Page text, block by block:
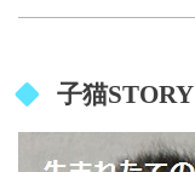
子猫STORY